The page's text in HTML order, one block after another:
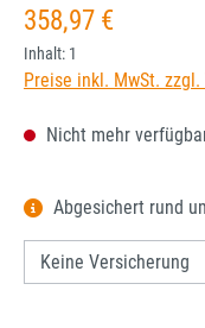
Regulärer Preis:
358,97 €
Inhalt: 1
Preise inkl. MwSt.
Nicht mehr
Abgesichert rund